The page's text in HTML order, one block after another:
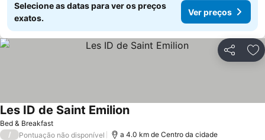
Selecione as datas para ver os preços
exatos.
Ver preços
Partilhar
Bed & Breakfast
Les ID de Saint EmilionVer preços
/ Pontuação não disponível a 4.0 km de Centro da cidade